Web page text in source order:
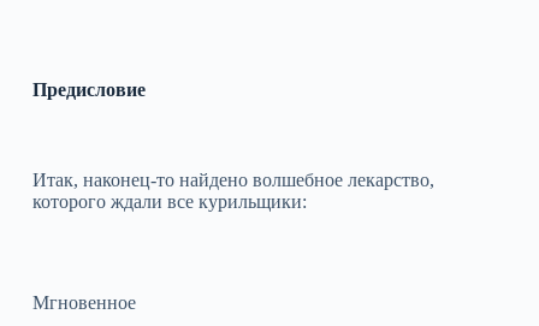
Предисловие
Итак, наконец‑то найдено волшебное лекарство,
которого ждали все курильщики:
Мгновенное